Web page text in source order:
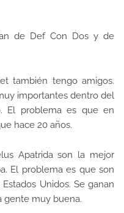
de Def Con Dos y de
también tengo amigos.
importantes dentro del
El problema es que en
hace 20 años.
Apatrida son la mejor
El problema es que son
Unidos. Se ganan
gente muy buena.